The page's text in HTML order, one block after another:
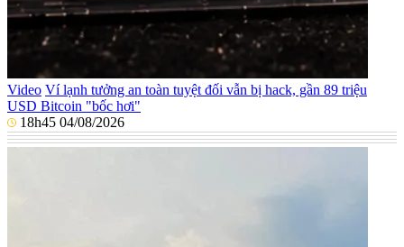
Video Ví lạnh tưởng an toàn tuyệt đối vẫn bị hack, gần 89 triệu
USD Bitcoin "bốc hơi"
18h45 04/08/2026